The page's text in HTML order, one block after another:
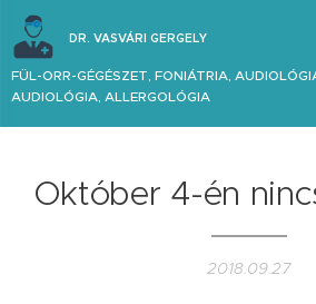
DR. VASVÁRI GERGELY
FÜL-ORR-GÉGÉSZET, FONIÁTRIA,
AUDIOLÓGIA, ALLERGOLÓGIA
Október 4-én
2018.09.27